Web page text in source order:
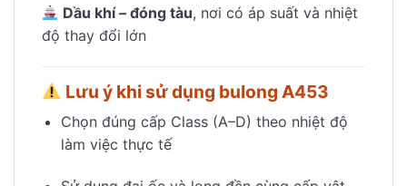
Dầu khí – đóng tàu, nơi có áp suất và nhiệt
độ thay đổi lớn
Lưu ý khi sử dụng bulong A453
Chọn đúng cấp Class (A–D) theo nhiệt độ
làm việc thực tế